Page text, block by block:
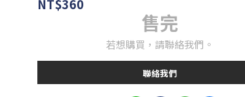
NT$360
售完
若想購買，請聯絡我們。
聯絡我們